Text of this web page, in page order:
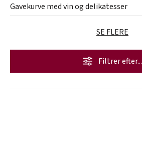
Gavekurve med vin og delikatesser
SE FLERE
Filtrer efter...